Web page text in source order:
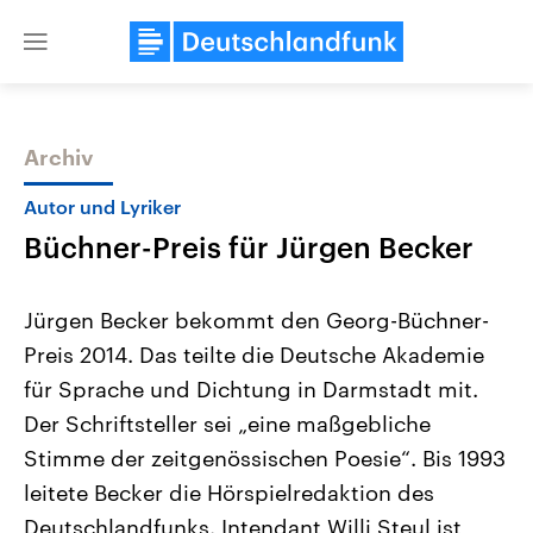
Close
Themen
Landtagswahl Sachsen-Anhalt
2026
Alle Informationen
Sachsen-Anhalt wählt am 6.
September 2026 einen neuen
Bundesland von einer Koalition aus
USA
Aktuelle Beiträge,
Hintergründe
Wirtschaftlich und
gehören die Vereinigten
mit großem Einfluss auf
Archiv
Autor und Lyriker
Büchner-Preis für Jürgen Becker
Jürgen Becker bekommt den Georg-Büchner-
Preis 2014. Das teilte die Deutsche Akademie
für Sprache und Dichtung in Darmstadt mit.
Der Schriftsteller sei „eine maßgebliche
Stimme der zeitgenössischen Poesie“. Bis 1993
leitete Becker die Hörspielredaktion des
Deutschlandfunks. Intendant Willi Steul ist